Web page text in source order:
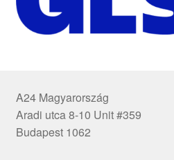
A24 Magyarország
Aradi utca 8-10 Unit #359
Budapest 1062